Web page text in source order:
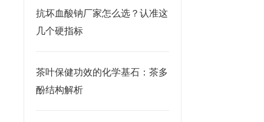
抗坏血酸钠厂家怎么选？认准这
几个硬指标
茶叶保健功效的化学基石：茶多
酚结构解析